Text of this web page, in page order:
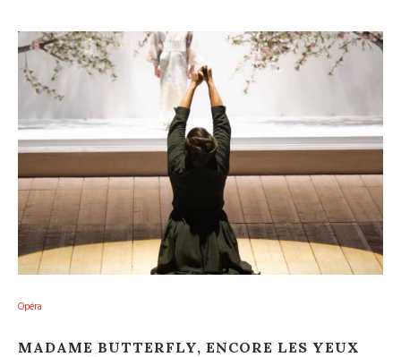
Opéra
MADAME BUTTERFLY, ENCORE LES YEUX